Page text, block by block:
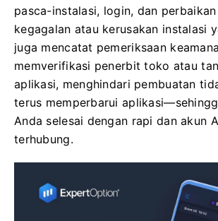
pasca-instalasi, login, dan
kegagalan atau kerusakan instalasi
juga mencatat pemeriksaan
memverifikasi penerbit toko atau
aplikasi, menghindari pembuatan
terus memperbarui
Anda selesai dengan rapi dan akun
terhubung.